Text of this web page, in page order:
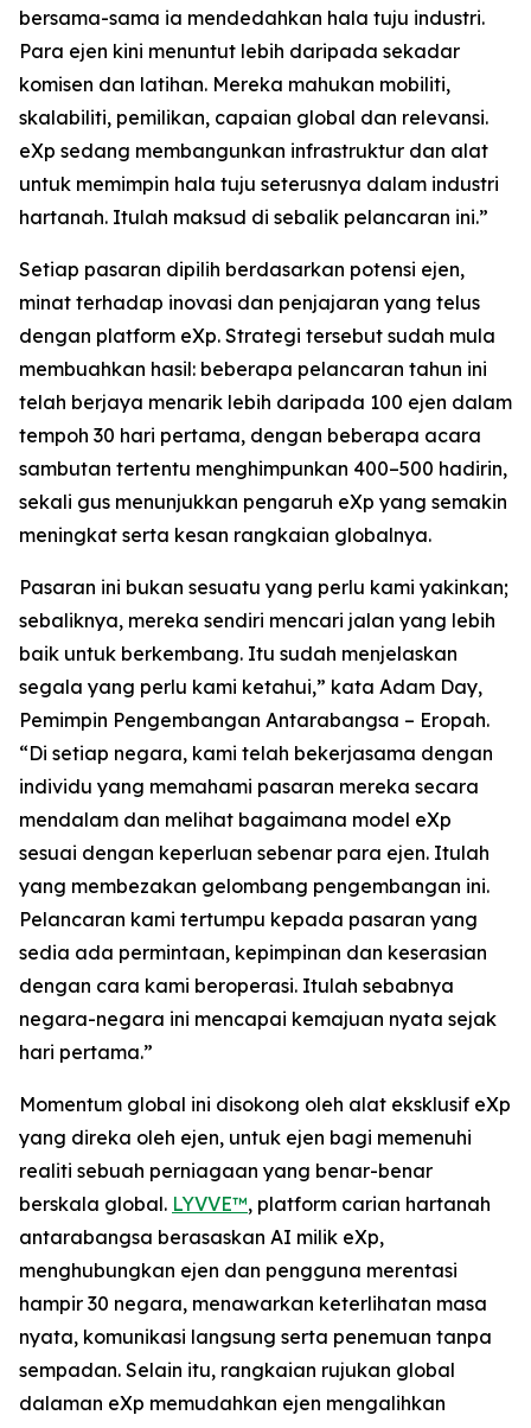
bersama-sama ia mendedahkan hala tuju industri.
Para ejen kini menuntut lebih daripada sekadar
komisen dan latihan. Mereka mahukan mobiliti,
skalabiliti, pemilikan, capaian global dan relevansi.
eXp sedang membangunkan infrastruktur dan alat
untuk memimpin hala tuju seterusnya dalam industri
hartanah. Itulah maksud di sebalik pelancaran ini.”
Setiap pasaran dipilih berdasarkan potensi ejen,
minat terhadap inovasi dan penjajaran yang telus
dengan platform eXp. Strategi tersebut sudah mula
membuahkan hasil: beberapa pelancaran tahun ini
telah berjaya menarik lebih daripada 100 ejen dalam
tempoh 30 hari pertama, dengan beberapa acara
sambutan tertentu menghimpunkan 400–500 hadirin,
sekali gus menunjukkan pengaruh eXp yang semakin
meningkat serta kesan rangkaian globalnya.
Pasaran ini bukan sesuatu yang perlu kami yakinkan;
sebaliknya, mereka sendiri mencari jalan yang lebih
baik untuk berkembang. Itu sudah menjelaskan
segala yang perlu kami ketahui,” kata Adam Day,
Pemimpin Pengembangan Antarabangsa – Eropah.
“Di setiap negara, kami telah bekerjasama dengan
individu yang memahami pasaran mereka secara
mendalam dan melihat bagaimana model eXp
sesuai dengan keperluan sebenar para ejen. Itulah
yang membezakan gelombang pengembangan ini.
Pelancaran kami tertumpu kepada pasaran yang
sedia ada permintaan, kepimpinan dan keserasian
dengan cara kami beroperasi. Itulah sebabnya
negara-negara ini mencapai kemajuan nyata sejak
hari pertama.”
Momentum global ini disokong oleh alat eksklusif eXp
yang direka oleh ejen, untuk ejen bagi memenuhi
realiti sebuah perniagaan yang benar-benar
berskala global. LYVVE™, platform carian hartanah
antarabangsa berasaskan AI milik eXp,
menghubungkan ejen dan pengguna merentasi
hampir 30 negara, menawarkan keterlihatan masa
nyata, komunikasi langsung serta penemuan tanpa
sempadan. Selain itu, rangkaian rujukan global
dalaman eXp memudahkan ejen mengalihkan